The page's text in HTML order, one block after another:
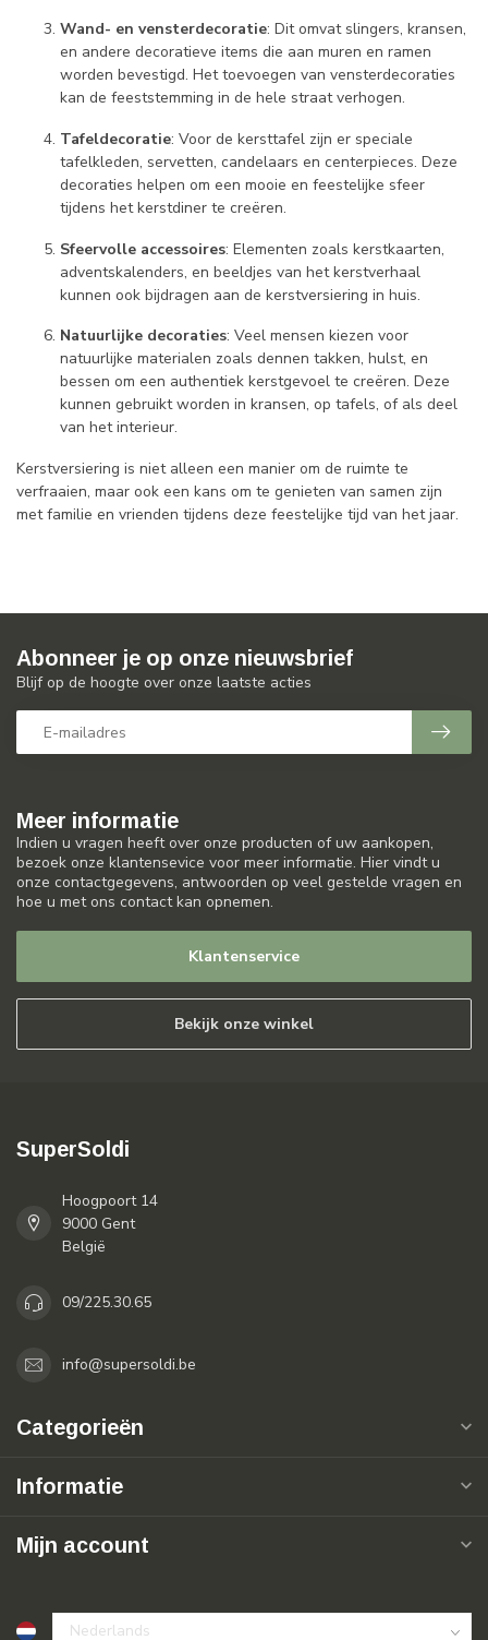
Wand- en vensterdecoratie: Dit omvat slingers, kransen,
en andere decoratieve items die aan muren en ramen
worden bevestigd. Het toevoegen van vensterdecoraties
kan de feeststemming in de hele straat verhogen.
Tafeldecoratie: Voor de kersttafel zijn er speciale
tafelkleden, servetten, candelaars en centerpieces. Deze
decoraties helpen om een mooie en feestelijke sfeer
tijdens het kerstdiner te creëren.
Sfeervolle accessoires: Elementen zoals kerstkaarten,
adventskalenders, en beeldjes van het kerstverhaal
kunnen ook bijdragen aan de kerstversiering in huis.
Natuurlijke decoraties: Veel mensen kiezen voor
natuurlijke materialen zoals dennen takken, hulst, en
bessen om een authentiek kerstgevoel te creëren. Deze
kunnen gebruikt worden in kransen, op tafels, of als deel
van het interieur.
Kerstversiering is niet alleen een manier om de ruimte te
verfraaien, maar ook een kans om te genieten van samen zijn
met familie en vrienden tijdens deze feestelijke tijd van het jaar.
Meer informatie
Indien u vragen heeft over onze producten of uw aankopen,
bezoek onze klantensevice voor meer informatie. Hier vindt u
onze contactgegevens, antwoorden op veel gestelde vragen en
hoe u met ons contact kan opnemen.
Klantenservice
Bekijk onze winkel
Abonneer je op onze nieuwsbrief
Blijf op de hoogte over onze laatste acties
SuperSoldi
Hoogpoort 14
9000 Gent
België
09/225.30.65
info@supersoldi.be
Categorieën
Informatie
Mijn account